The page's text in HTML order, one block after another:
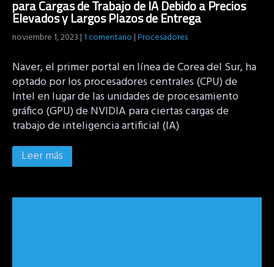
para Cargas de Trabajo de IA Debido a Precios
Elevados y Largos Plazos de Entrega
noviembre 1, 2023|1 comentario|Procesadores
Naver, el primer portal en línea de Corea del Sur, ha
optado por los procesadores centrales (CPU) de
Intel en lugar de las unidades de procesamiento
gráfico (GPU) de NVIDIA para ciertas cargas de
trabajo de inteligencia artificial (IA)
Leer más